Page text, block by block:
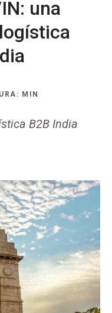
una
MIN
B2B India